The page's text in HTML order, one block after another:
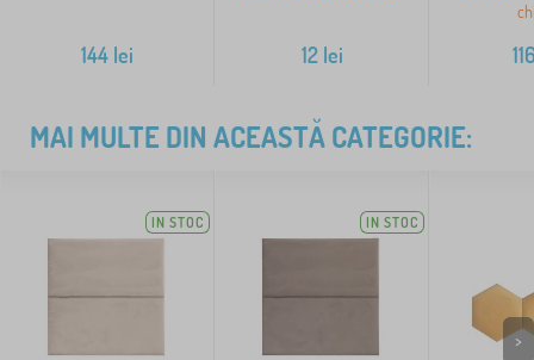
144 lei 12lei
MAI MULTE DIN ACEASTĂ CATEGORIE:
IN STOC IN STOC
>